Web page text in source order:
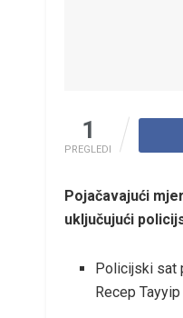
1
PREGLEDI
Pojačavajući
uključujući
Policijski sat
Recep